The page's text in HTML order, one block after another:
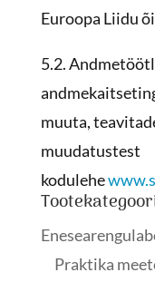
Euroopa Liidu
5.2.
muuta,
muudatustest
kodulehe
Praktika